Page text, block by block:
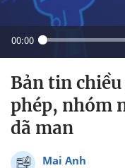
00:00
Bản tin
phép, nhóm
dã man
Mai Anh